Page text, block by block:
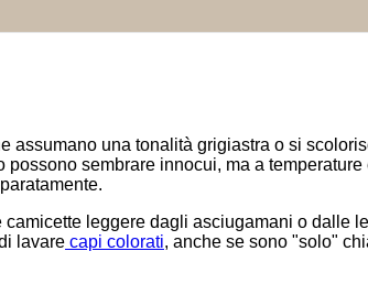
una tonalità grigiastra o si
sembrare innocui, ma a
camicette leggere dagli asciugamani o dalle
lavare capi colorati, anche se sono "solo"